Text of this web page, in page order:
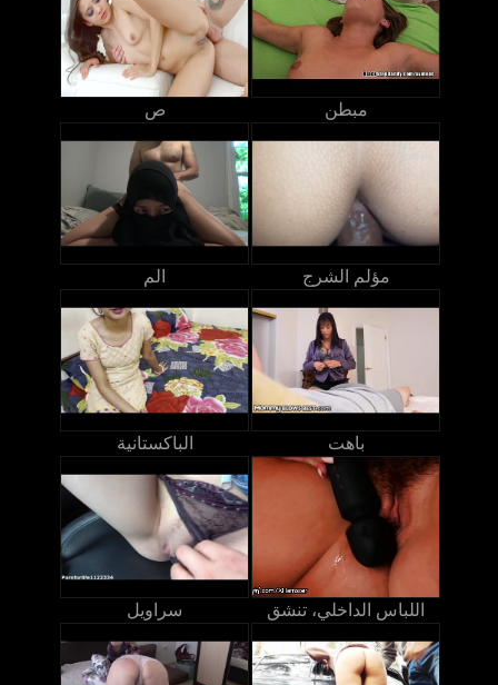
ص مبطن
الم مؤلم الشرج
الباكستانية باهت
سراويل اللباس الداخلي، تنشق